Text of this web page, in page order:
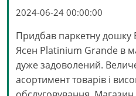
2024-06-24 00:00:00
Придбав паркетну дошку
Ясен Platinium Grande в
дуже задоволений.
асортимент товарів і